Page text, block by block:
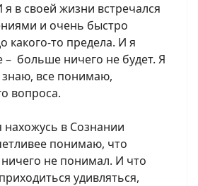
в своей жизни встречался
и очень быстро
какого-то предела. И я
– больше ничего не будет. Я
знаю, все понимаю,
вопроса.
в Сознании
понимаю, что
не понимал. И что
удивляться,